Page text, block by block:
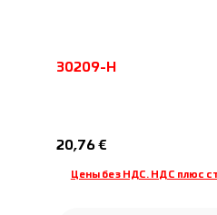
30209-H
Обычная цена:
20,76 €
Цены без НДС. НДС плюс